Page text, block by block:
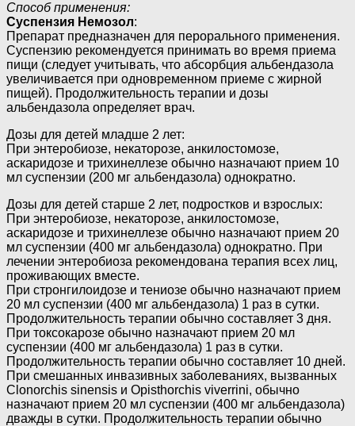
Способ применения:
Суспензия Немозол:
Препарат предназначен для перорального применения.
Суспензию рекомендуется принимать во время приема
пищи (следует учитывать, что абсорбция альбендазола
увеличивается при одновременном приеме с жирной
пищей). Продолжительность терапии и дозы
альбендазола определяет врач.
Дозы для детей младше 2 лет:
При энтеробиозе, некаторозе, анкилостомозе,
аскаридозе и трихинеллезе обычно назначают прием 10
мл суспензии (200 мг альбендазола) однократно.
Дозы для детей старше 2 лет, подростков и взрослых:
При энтеробиозе, некаторозе, анкилостомозе,
аскаридозе и трихинеллезе обычно назначают прием 20
мл суспензии (400 мг альбендазола) однократно. При
лечении энтеробиоза рекомендована терапия всех лиц,
проживающих вместе.
При стронгилоидозе и тениозе обычно назначают прием
20 мл суспензии (400 мг альбендазола) 1 раз в сутки.
Продолжительность терапии обычно составляет 3 дня.
При токсокарозе обычно назначают прием 20 мл
суспензии (400 мг альбендазола) 1 раз в сутки.
Продолжительность терапии обычно составляет 10 дней.
При смешанных инвазивных заболеваниях, вызванных
Clonorchis sinensis и Opisthorchis viverrini, обычно
назначают прием 20 мл суспензии (400 мг альбендазола)
дважды в сутки. Продолжительность терапии обычно